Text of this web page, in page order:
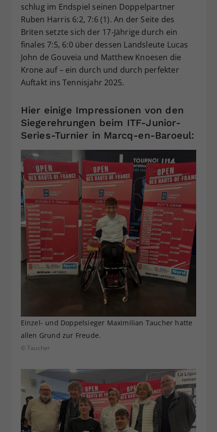
schlug im Endspiel seinen Doppelpartner
Ruben Harris 6:2, 7:6 (1). An der Seite des
Briten setzte sich der 17-Jährige durch ein
finales 7:5, 6:0 über dessen Landsleute Lucas
John de Gouveia und Matthew Knoesen die
Krone auf – ein durch und durch perfekter
Auftakt ins Tennisjahr 2025.
Hier einige Impressionen von den
Siegerehrungen beim ITF-Junior-
Series-Turnier in Marcq-en-Baroeul:
Einzel- und Doppelsieger Maximilian Taucher hatte
allen Grund zur Freude.
© Taucher